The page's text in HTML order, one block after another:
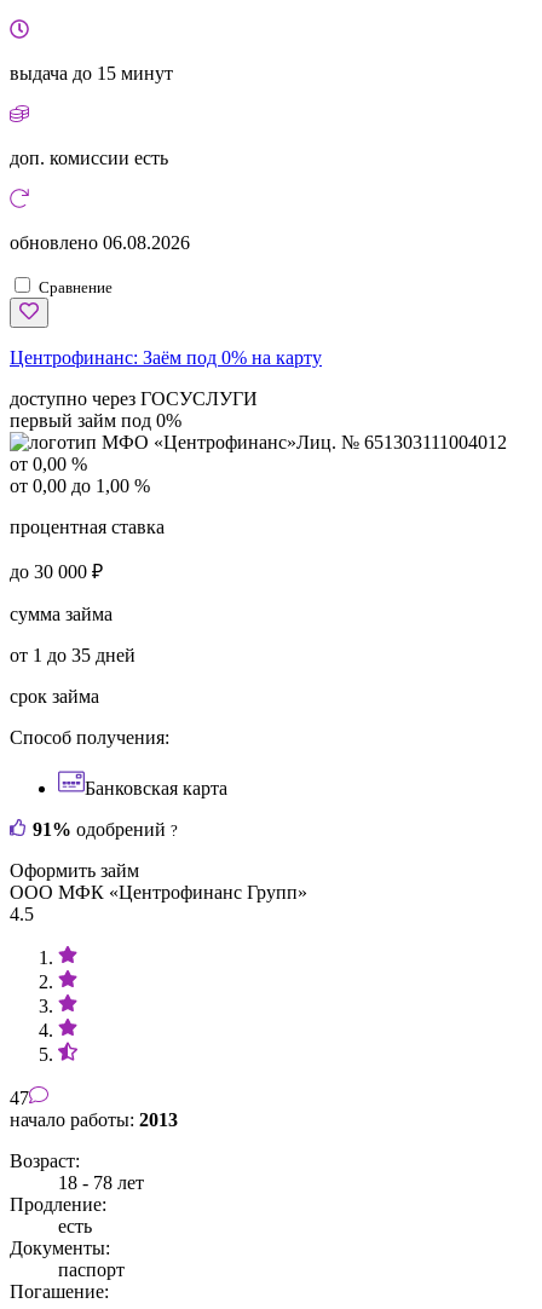
выдача до 15 минут
доп. комиссии есть
обновлено 06.08.2026
Сравнение
Центрофинанс: Заём под 0% на карту
доступно через ГОСУСЛУГИ
первый займ под 0%
Лиц. № 651303111004012
от 0,00 %
от 0,00 до 1,00 %
процентная ставка
до 30 000 ₽
сумма займа
от 1 до 35 дней
срок займа
Способ получения:
Банковская карта
91% одобрений ?
Оформить займ
ООО МФК «Центрофинанс Групп»
4.5
47
начало работы: 2013
Возраст:
18 - 78 лет
Продление:
есть
Документы:
паспорт
Погашение: